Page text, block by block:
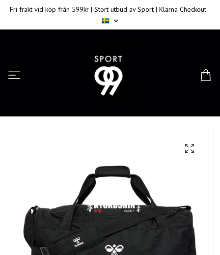
Fri frakt vid köp från 599kr | Stort utbud av Sport | Klarna Checkout